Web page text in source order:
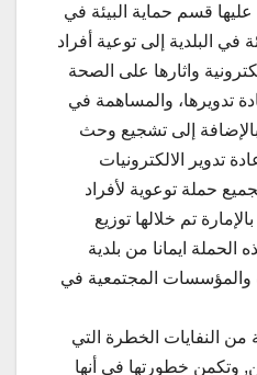
قسم حماية البيئة في
في البلدية إلى توعية أفراد
واثارها على الصحة
تدويرها، والمساهمة في
بالإضافة إلى تشجيع وحث
تدوير الالكترونيات
حملة توعوية لأفراد
تم خلالها توزيع
ايمانا من بلدية
والمؤسسات المجتمعية في
من النفايات الخطرة التي
وتكمن خطورتها في أنها